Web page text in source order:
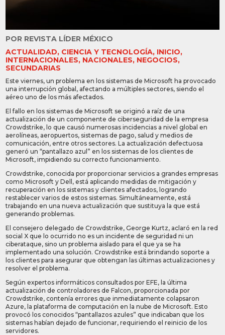
POR REVISTA LÍDER MÉXICO
ACTUALIDAD, CIENCIA Y TECNOLOGÍA, INICIO,
INTERNACIONALES, NACIONALES, NEGOCIOS,
SECUNDARIAS
Este viernes, un problema en los sistemas de Microsoft ha provocado
una interrupción global, afectando a múltiples sectores, siendo el
aéreo uno de los más afectados.
El fallo en los sistemas de Microsoft se originó a raíz de una
actualización de un componente de ciberseguridad de la empresa
Crowdstrike, lo que causó numerosas incidencias a nivel global en
aerolíneas, aeropuertos, sistemas de pago, salud y medios de
comunicación, entre otros sectores. La actualización defectuosa
generó un “pantallazo azul” en los sistemas de los clientes de
Microsoft, impidiendo su correcto funcionamiento.
Crowdstrike, conocida por proporcionar servicios a grandes empresas
como Microsoft y Dell, está aplicando medidas de mitigación y
recuperación en los sistemas y clientes afectados, logrando
restablecer varios de estos sistemas. Simultáneamente, está
trabajando en una nueva actualización que sustituya la que está
generando problemas.
El consejero delegado de Crowdstrike, George Kurtz, aclaró en la red
social X que lo ocurrido no es un incidente de seguridad ni un
ciberataque, sino un problema aislado para el que ya se ha
implementado una solución. Crowdstrike está brindando soporte a
los clientes para asegurar que obtengan las últimas actualizaciones y
resolver el problema.
Según expertos informáticos consultados por EFE, la última
actualización de controladores de Falcon, proporcionada por
Crowdstrike, contenía errores que inmediatamente colapsaron
Azure, la plataforma de computación en la nube de Microsoft. Esto
provocó los conocidos “pantallazos azules” que indicaban que los
sistemas habían dejado de funcionar, requiriendo el reinicio de los
servidores.